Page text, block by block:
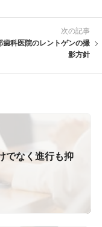
次の記事
歯科医院のレントゲンの撮
影方針
でなく進行も抑